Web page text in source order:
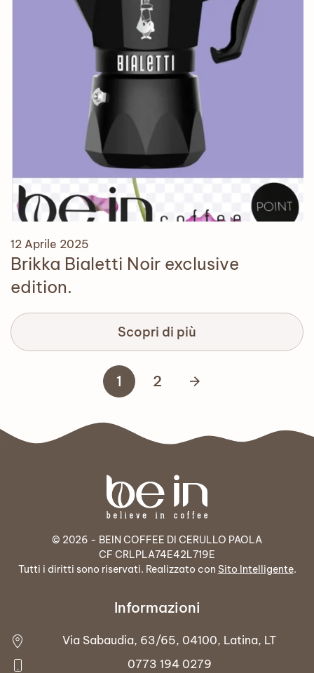
12 Aprile 2025
Brikka Bialetti Noir exclusive
edition.
Scopri di più
1 2
© 2026 - BEIN COFFEE DI CERULLO PAOLA
CF CRLPLA74E42L719E
Tutti i diritti sono riservati. Realizzato con Sito Intelligente.
Informazioni
Via Sabaudia, 63/65, 04100, Latina, LT
0773 194 0279